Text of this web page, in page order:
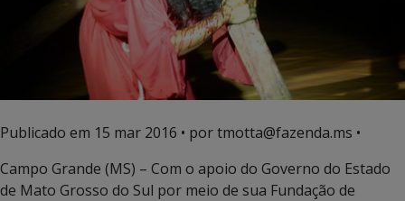
Publicado em 15 mar 2016 • por tmotta@fazenda.ms •
Campo Grande (MS) – Com o apoio do Governo do Estado
de Mato Grosso do Sul por meio de sua Fundação de